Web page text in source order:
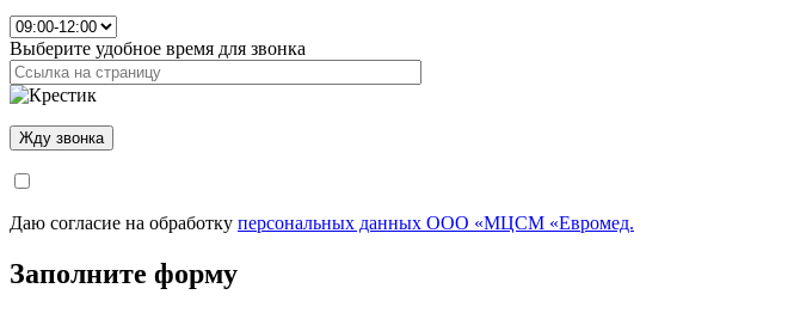
Выберите удобное время для звонка
Даю согласие на обработку персональных данных ООО «МЦСМ «Евромед.
Заполните форму